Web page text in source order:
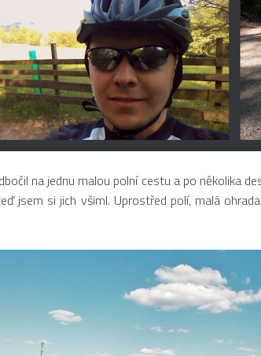
na jednu malou polní cestu a po několika
jsem si jich všiml. Uprostřed polí, malá